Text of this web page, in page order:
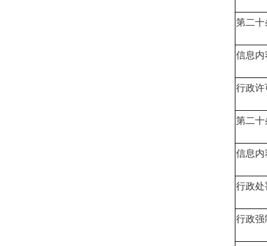
第二十
信息内
行政许
第二十
信息内
行政处
行政强